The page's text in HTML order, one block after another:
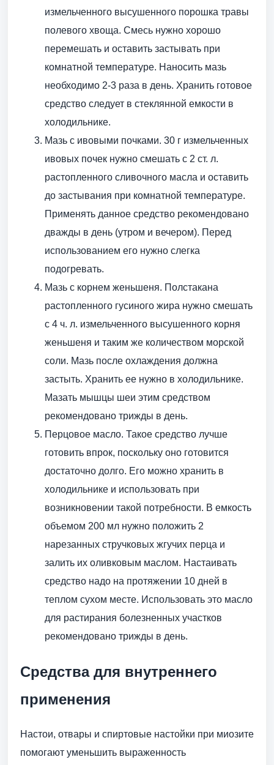
измельченного высушенного порошка травы
полевого хвоща. Смесь нужно хорошо
перемешать и оставить застывать при
комнатной температуре. Наносить мазь
необходимо 2-3 раза в день. Хранить готовое
средство следует в стеклянной емкости в
холодильнике.
Мазь с ивовыми почками. 30 г измельченных
ивовых почек нужно смешать с 2 ст. л.
растопленного сливочного масла и оставить
до застывания при комнатной температуре.
Применять данное средство рекомендовано
дважды в день (утром и вечером). Перед
использованием его нужно слегка
подогревать.
Мазь с корнем женьшеня. Полстакана
растопленного гусиного жира нужно смешать
с 4 ч. л. измельченного высушенного корня
женьшеня и таким же количеством морской
соли. Мазь после охлаждения должна
застыть. Хранить ее нужно в холодильнике.
Мазать мышцы шеи этим средством
рекомендовано трижды в день.
Перцовое масло. Такое средство лучше
готовить впрок, поскольку оно готовится
достаточно долго. Его можно хранить в
холодильнике и использовать при
возникновении такой потребности. В емкость
объемом 200 мл нужно положить 2
нарезанных стручковых жгучих перца и
залить их оливковым маслом. Настаивать
средство надо на протяжении 10 дней в
теплом сухом месте. Использовать это масло
для растирания болезненных участков
рекомендовано трижды в день.
Средства для внутреннего
применения
Настои, отвары и спиртовые настойки при миозите
помогают уменьшить выраженность